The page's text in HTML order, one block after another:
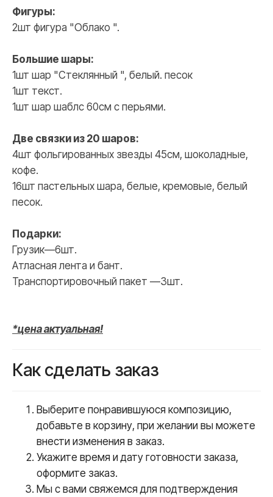
Фигуры:
2шт фигура "Облако ".
Большие шары:
1шт шар "Стеклянный ", белый. песок
1шт текст.
1шт шар шаблс 60см с перьями.
Две связки из 20 шаров:
4шт фольгированных звезды 45см, шоколадные,
кофе.
16шт пастельных шара, белые, кремовые, белый
песок.
Подарки:
Грузик—6шт.
Атласная лента и бант.
Транспортировочный пакет —3шт.
*цена актуальная!
Как сделать заказ
Выберите понравившуюся композицию,
добавьте в корзину, при желании вы можете
внести изменения в заказ.
Укажите время и дату готовности заказа,
оформите заказ.
Мы с вами свяжемся для подтверждения